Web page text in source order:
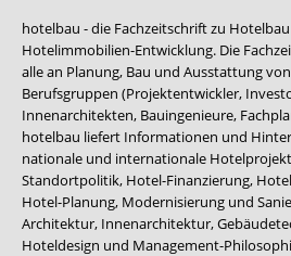
hotelbau - die Fachzeitschrift zu
Hotelimmobilien-Entwicklung. Die
alle an Planung, Bau und Ausstattung
Berufsgruppen (Projektentwickler,
Innenarchitekten, Bauingenieure,
hotelbau liefert Informationen und
nationale und internationale
Standortpolitik, Hotel-Finanzierung,
Hotel-Planung, Modernisierung und
Architektur, Innenarchitektur,
Hoteldesign und Management-